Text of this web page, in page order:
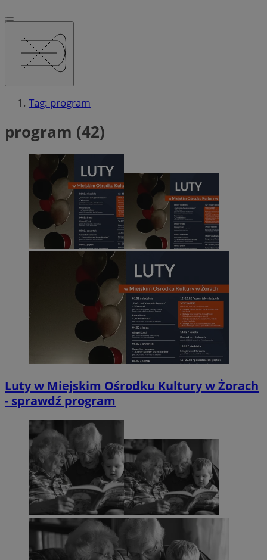
Tag: program
program (42)
Luty w Miejskim Ośrodku Kultury w Żorach
- sprawdź program